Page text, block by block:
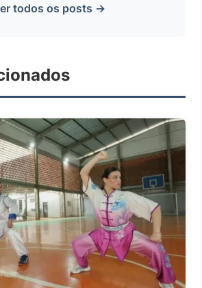
todos os posts →